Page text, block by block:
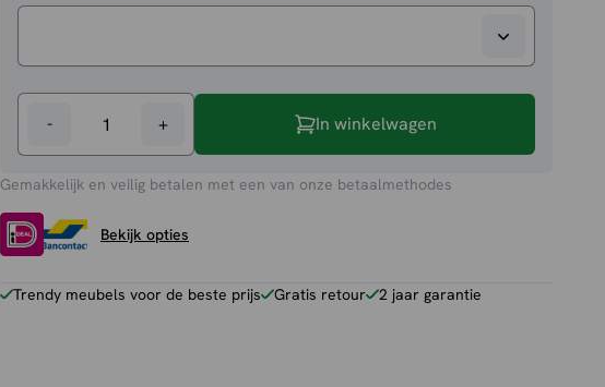
-
Bette
aantal
+ In winkelwagen
Gemakkelijk en veilig betalen met een van onze betaalmethodes
Bekijk opties
Trendy meubels voor de beste prijs Gratis retour 2 jaar garantie